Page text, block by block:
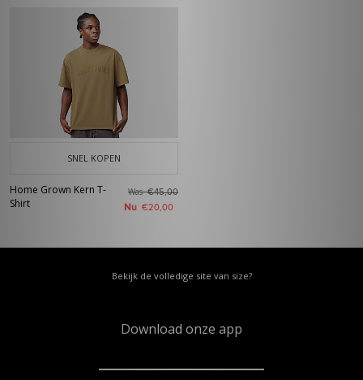
SNEL KOPEN
Home Grown Kern T-
Shirt
Was€45,00
Nu €20,00
Bekijk de volledige site van size?
Download onze app